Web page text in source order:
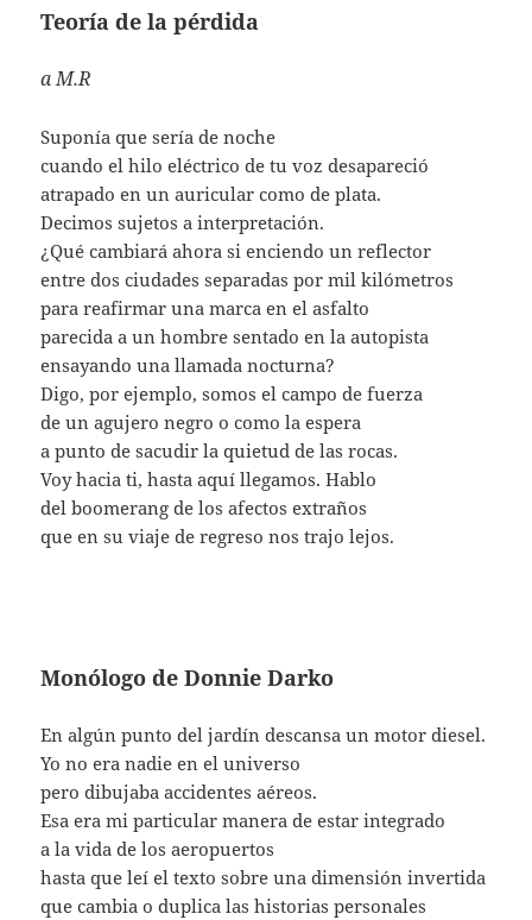
Teoría de la pérdida
a M.R
Suponía que sería de noche
cuando el hilo eléctrico de tu voz desapareció
atrapado en un auricular como de plata.
Decimos sujetos a interpretación.
¿Qué cambiará ahora si enciendo un reflector
entre dos ciudades separadas por mil kilómetros
para reafirmar una marca en el asfalto
parecida a un hombre sentado en la autopista
ensayando una llamada nocturna?
Digo, por ejemplo, somos el campo de fuerza
de un agujero negro o como la espera
a punto de sacudir la quietud de las rocas.
Voy hacia ti, hasta aquí llegamos. Hablo
del boomerang de los afectos extraños
que en su viaje de regreso nos trajo lejos.
Monólogo de Donnie Darko
En algún punto del jardín descansa un motor diesel.
Yo no era nadie en el universo
pero dibujaba accidentes aéreos.
Esa era mi particular manera de estar integrado
a la vida de los aeropuertos
hasta que leí el texto sobre una dimensión invertida
que cambia o duplica las historias personales